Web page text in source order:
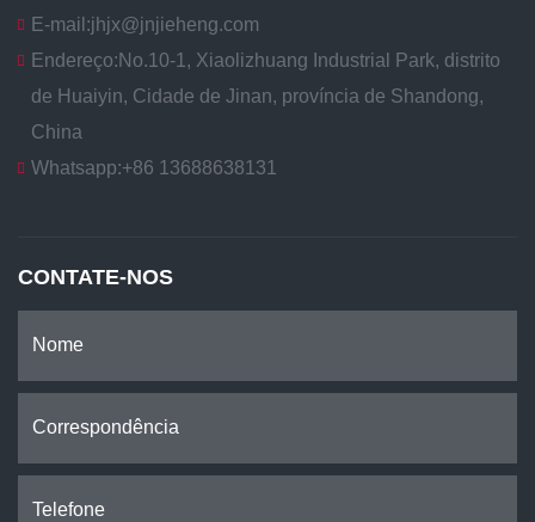
E-mail:jhjx@jnjieheng.com
Endereço:No.10-1, Xiaolizhuang Industrial Park, distrito
de Huaiyin, Cidade de Jinan, província de Shandong,
China
Whatsapp:+86 13688638131
CONTATE-NOS